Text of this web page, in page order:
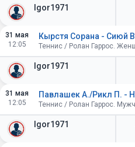
Igor1971
31 мая
12:05
Igor1971
Кырстя Сорана - Сиюй
Теннис / Ролан Гаррос.
31 мая
12:05
Igor1971
Теннис / Ролан Гаррос.